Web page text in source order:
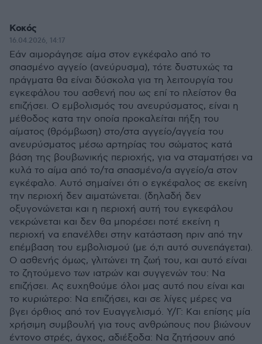
Κοκός
16.04.2026, 14:17
Εάν αιμοράγησε αίμα στον εγκέφαλο από το
σπασμένο αγγείο (ανεύρυσμα), τότε δυστυχώς τα
πράγματα θα είναι δύσκολα για τη λειτουργία του
εγκεφάλου του ασθενή που ως επί το πλείστον θα
επιζήσει. Ο εμβολισμός του ανευρύσματος, είναι η
μέθοδος κατα την οποία προκαλείται πήξη του
αίματος (θρόμβωση) στο/στα αγγείο/αγγεία του
ανευρύσματος μέσω αρτηρίας του σώματος κατά
βάση της βουβωνικής περιοχής, για να σταματήσει να
κυλά το αίμα από το/τα σπασμένο/α αγγείο/α στον
εγκέφαλο. Αυτό σημαίνει ότι ο εγκέφαλος σε εκείνη
την περιοχή δεν αιματώνεται. (δηλαδή δεν
οξυγονώνεται και η περιοχή αυτή του εγκεφάλου
νεκρώνεται και δεν θα μπορέσει ποτέ εκείνη η
περιοχή να επανέλθει στην κατάσταση πριν από την
επέμβαση του εμβολισμού (με ό,τι αυτό συνεπάγεται).
Ο ασθενής όμως, γλιτώνει τη ζωή του, και αυτό είναι
το ζητούμενο των ιατρών και συγγενών του: Να
επιζήσει. Ας ευχηθούμε όλοι μας αυτό που είναι και
το κυριώτερο: Να επιζήσει, και σε λίγες μέρες να
βγει όρθιος από τον Ευαγγελισμό. Υ/Γ: Και επίσης μία
χρήσιμη συμβουλή για τους ανθρώπους που βιώνουν
έντονο στρές, άγχος, αδιέξοδα: Να ζητήσουν από